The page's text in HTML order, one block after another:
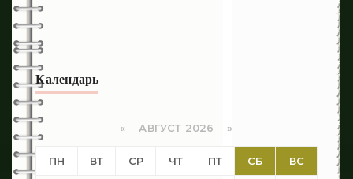
Календарь
« АВГУСТ 2026 »
ПН ВТ СР ЧТ ПТ СБ ВС